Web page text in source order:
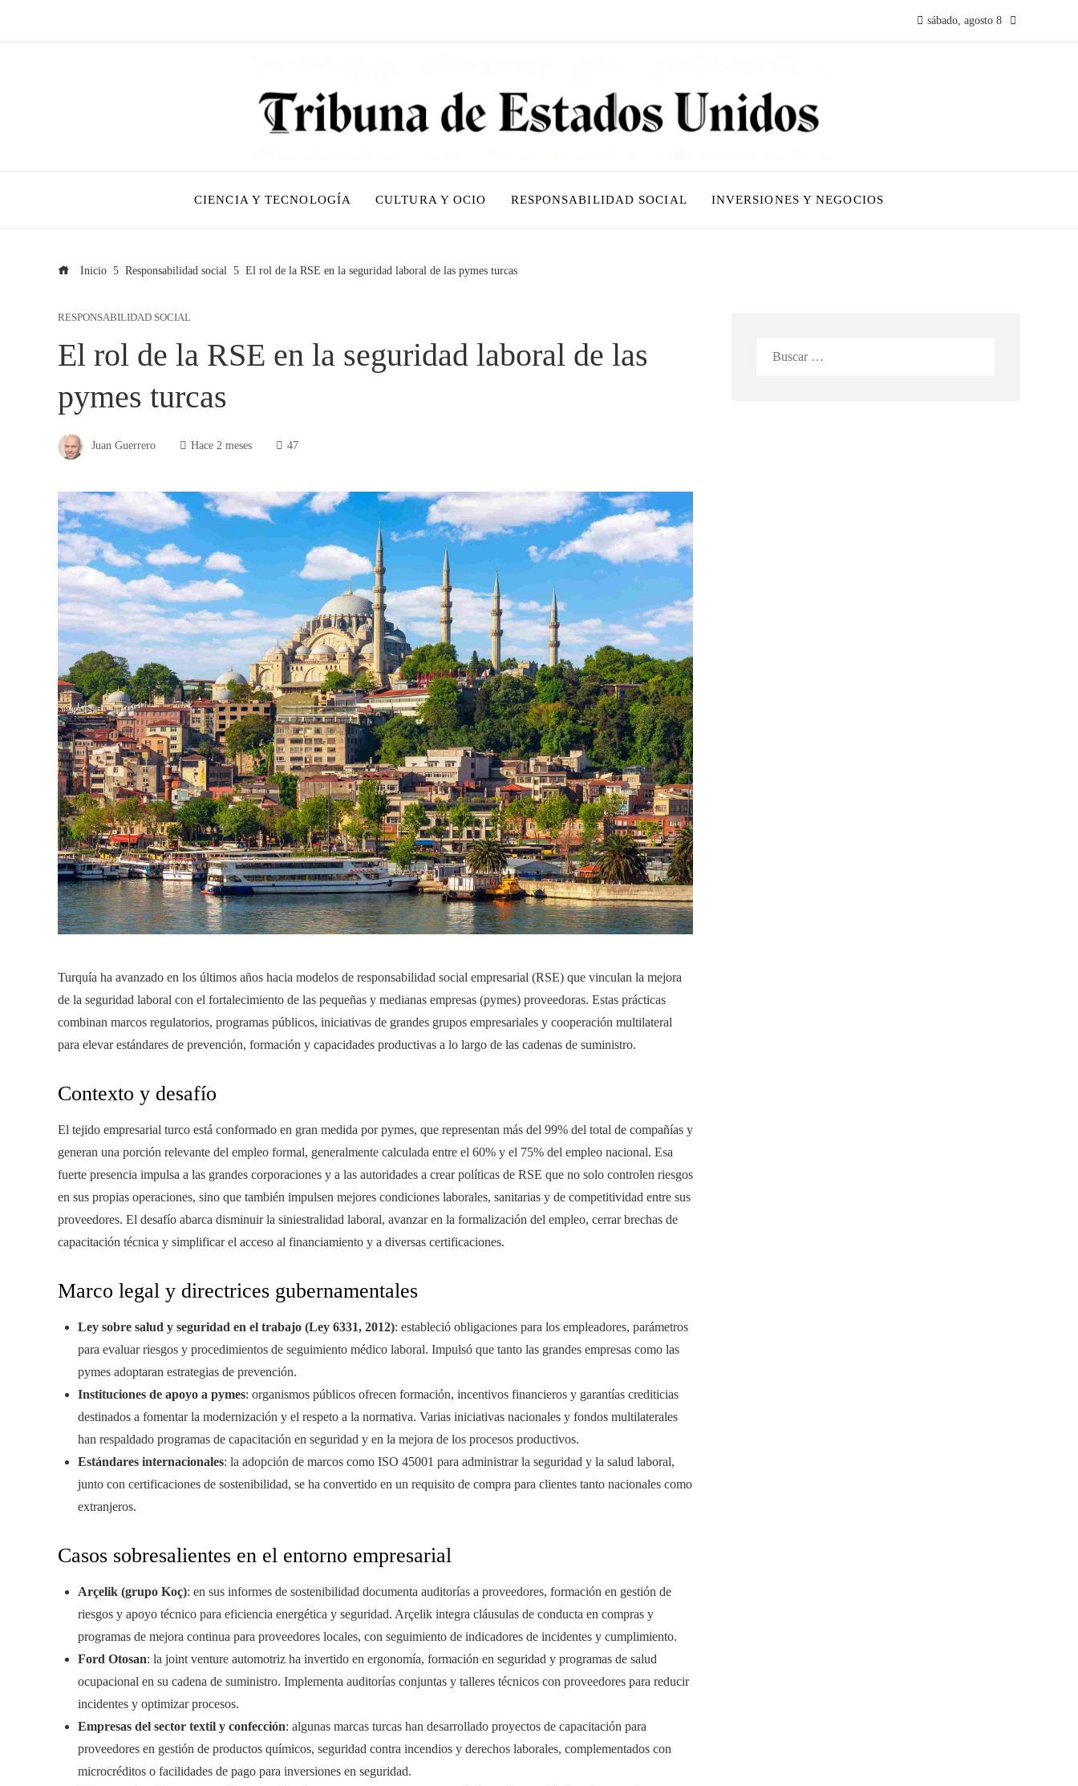
sábado, agosto 8
CIENCIA Y TECNOLOGÍA CULTURA Y OCIO RESPONSABILIDAD SOCIAL INVERSIONES Y NEGOCIOS
Inicio Responsabilidad social El rol de la RSE en la seguridad laboral de las pymes turcas
RESPONSABILIDAD SOCIAL
El rol de la RSE en la seguridad laboral de las
pymes turcas
Juan Guerrero Hace 2 meses 47
Turquía ha avanzado en los últimos años hacia modelos de responsabilidad social empresarial (RSE) que vinculan la mejora
de la seguridad laboral con el fortalecimiento de las pequeñas y medianas empresas (pymes) proveedoras. Estas prácticas
combinan marcos regulatorios, programas públicos, iniciativas de grandes grupos empresariales y cooperación multilateral
para elevar estándares de prevención, formación y capacidades productivas a lo largo de las cadenas de suministro.
Contexto y desafío
El tejido empresarial turco está conformado en gran medida por pymes, que representan más del 99% del total de compañías y
generan una porción relevante del empleo formal, generalmente calculada entre el 60% y el 75% del empleo nacional. Esa
fuerte presencia impulsa a las grandes corporaciones y a las autoridades a crear políticas de RSE que no solo controlen riesgos
en sus propias operaciones, sino que también impulsen mejores condiciones laborales, sanitarias y de competitividad entre sus
proveedores. El desafío abarca disminuir la siniestralidad laboral, avanzar en la formalización del empleo, cerrar brechas de
capacitación técnica y simplificar el acceso al financiamiento y a diversas certificaciones.
Marco legal y directrices gubernamentales
Ley sobre salud y seguridad en el trabajo (Ley 6331, 2012): estableció obligaciones para los empleadores, parámetros
para evaluar riesgos y procedimientos de seguimiento médico laboral. Impulsó que tanto las grandes empresas como las
pymes adoptaran estrategias de prevención.
Instituciones de apoyo a pymes: organismos públicos ofrecen formación, incentivos financieros y garantías crediticias
destinados a fomentar la modernización y el respeto a la normativa. Varias iniciativas nacionales y fondos multilaterales
han respaldado programas de capacitación en seguridad y en la mejora de los procesos productivos.
Estándares internacionales: la adopción de marcos como ISO 45001 para administrar la seguridad y la salud laboral,
junto con certificaciones de sostenibilidad, se ha convertido en un requisito de compra para clientes tanto nacionales como
extranjeros.
Casos sobresalientes en el entorno empresarial
Arçelik (grupo Koç): en sus informes de sostenibilidad documenta auditorías a proveedores, formación en gestión de
riesgos y apoyo técnico para eficiencia energética y seguridad. Arçelik integra cláusulas de conducta en compras y
programas de mejora continua para proveedores locales, con seguimiento de indicadores de incidentes y cumplimiento.
Ford Otosan: la joint venture automotriz ha invertido en ergonomía, formación en seguridad y programas de salud
ocupacional en su cadena de suministro. Implementa auditorías conjuntas y talleres técnicos con proveedores para reducir
incidentes y optimizar procesos.
Empresas del sector textil y confección: algunas marcas turcas han desarrollado proyectos de capacitación para
proveedores en gestión de productos químicos, seguridad contra incendios y derechos laborales, complementados con
microcréditos o facilidades de pago para inversiones en seguridad.